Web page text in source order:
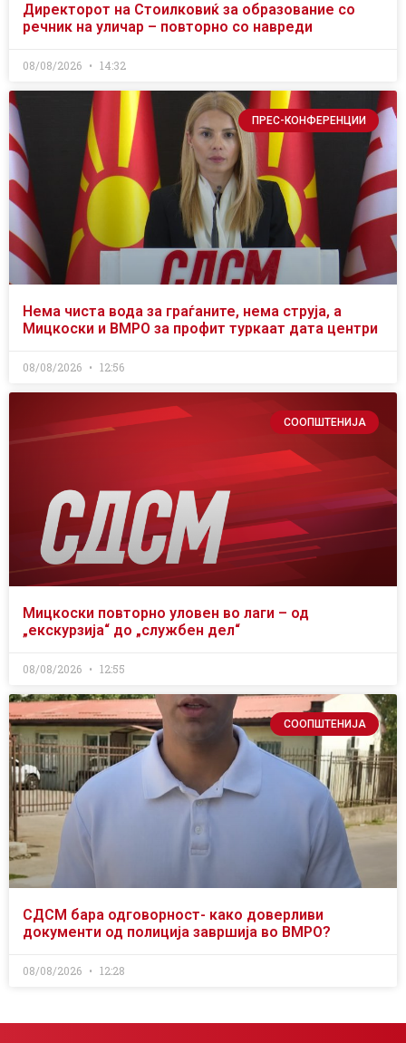
Директорот на Стоилковиќ за образование со
речник на уличар – повторно со навреди
08/08/2026 14:32
ПРЕС-КОНФЕРЕНЦИИ
Нема чиста вода за граѓаните, нема струја, а
Мицкоски и ВМРО за профит туркаат дата центри
08/08/2026 12:56
СООПШТЕНИЈА
Мицкоски повторно уловен во лаги – од
„екскурзија“ до „службен дел“
08/08/2026 12:55
СООПШТЕНИЈА
СДСМ бара одговорност- како доверливи
документи од полиција завршија во ВМРО?
08/08/2026 12:28